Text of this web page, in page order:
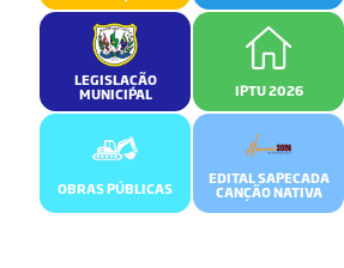
LEGISLAÇÃO
MUNICIPAL IPTU 2026
OBRAS PÚBLICAS
EDITAL SAPECADA
CANÇÃO NATIVA